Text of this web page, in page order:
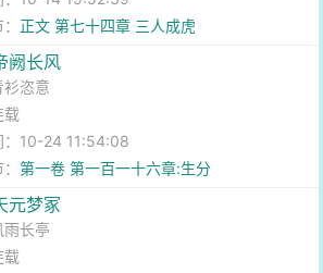
正文 第七十四章 三人成虎
阙长风
衫恣意
载
：10-24 11:54:08
：第一卷 第一百一十六章:生分
元梦冢
雨长亭
载